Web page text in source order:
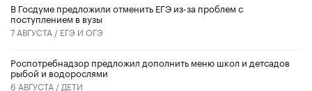
В Госдуме предложили отменить ЕГЭ из-за проблем с
поступлением в вузы
7 АВГУСТА / ЕГЭ И ОГЭ
Роспотребнадзор предложил дополнить меню школ и детсадов
рыбой и водорослями
6 АВГУСТА / ДЕТИ